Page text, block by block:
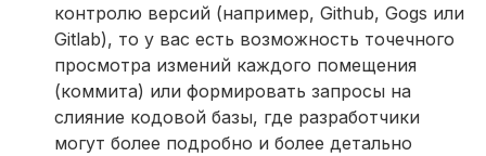
контролю версий (например, Github, Gogs или
Gitlab), то у вас есть возможность точечного
просмотра измений каждого помещения
(коммита) или формировать запросы на
слияние кодовой базы, где разработчики
могут более подробно и более детально